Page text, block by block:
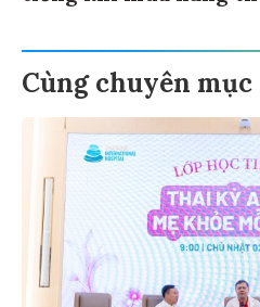
Cùng chuyên mục